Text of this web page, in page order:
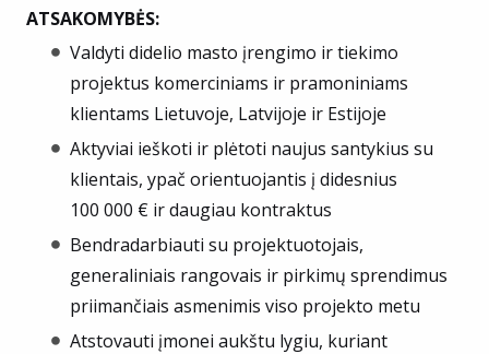
ATSAKOMYBĖS:
Valdyti didelio masto įrengimo ir tiekimo
projektus komerciniams ir pramoniniams
klientams Lietuvoje, Latvijoje ir Estijoje
Aktyviai ieškoti ir plėtoti naujus santykius su
klientais, ypač orientuojantis į didesnius
100 000 € ir daugiau kontraktus
Bendradarbiauti su projektuotojais,
generaliniais rangovais ir pirkimų sprendimus
priimančiais asmenimis viso projekto metu
Atstovauti įmonei aukštu lygiu, kuriant